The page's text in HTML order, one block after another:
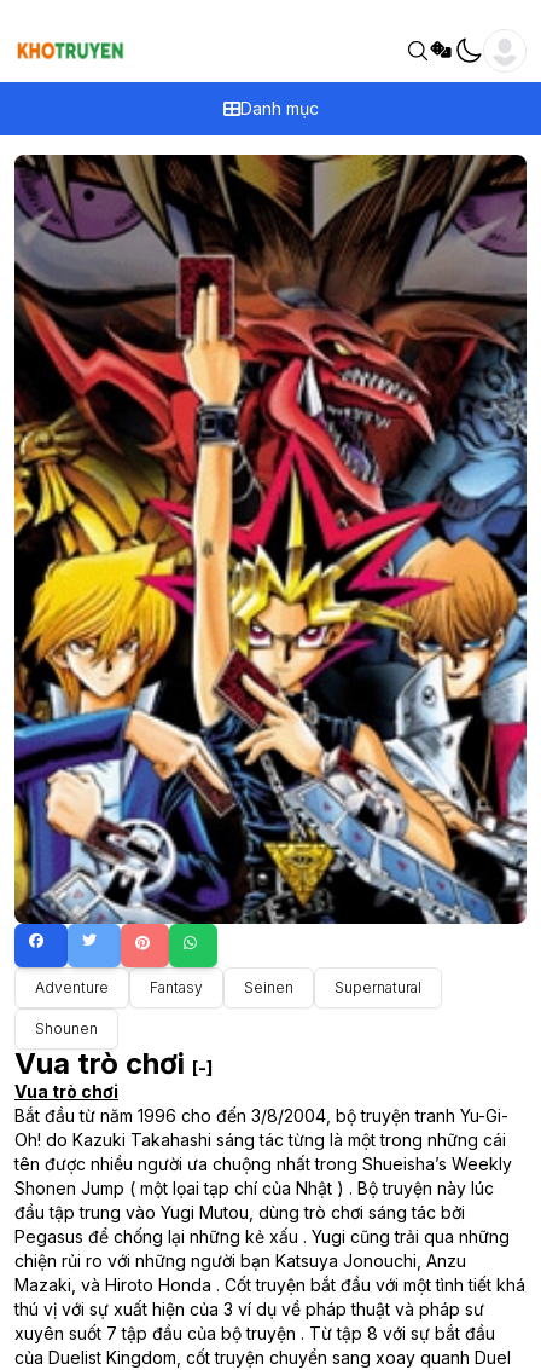
Danh mục
Adventure Fantasy Seinen Supernatural
Shounen
Vua trò chơi [-]
Vua trò chơi
Bắt đầu từ năm 1996 cho đến 3/8/2004, bộ truyện tranh Yu-Gi-
Oh! do Kazuki Takahashi sáng tác từng là một trong những cái
tên được nhiều người ưa chuộng nhất trong Shueisha’s Weekly
Shonen Jump ( một lọai tạp chí của Nhật ) . Bộ truyện này lúc
đầu tập trung vào Yugi Mutou, dùng trò chơi sáng tác bởi
Pegasus để chống lại những kẻ xấu . Yugi cũng trải qua những
chiện rủi ro với những người bạn Katsuya Jonouchi, Anzu
Mazaki, và Hiroto Honda . Cốt truyện bắt đầu với một tình tiết khá
thú vị với sự xuất hiện của 3 ví dụ về pháp thuật và pháp sư
xuyên suốt 7 tập đầu của bộ truyện . Từ tập 8 với sự bắt đầu
của Duelist Kingdom, cốt truyện chuyển sang xoay quanh Duel